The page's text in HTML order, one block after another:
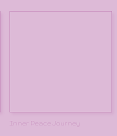
Inner Peace Journey